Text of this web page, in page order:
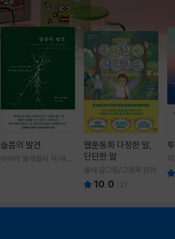
슬픔의 발견
바버라 블래츨리 저/제효
웹툰동화 다정한 말,
단단한 말
돌배 글그림/고정욱 원저
10.0 ( 2)